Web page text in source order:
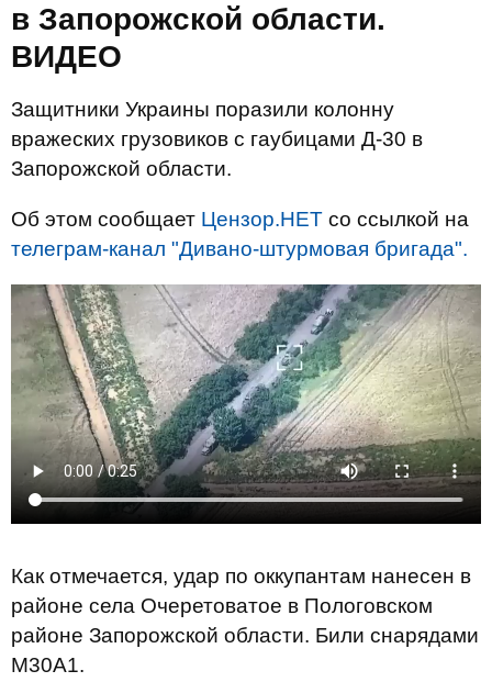
в Запорожской области.
ВИДЕО
Защитники Украины поразили колонну
вражеских грузовиков с гаубицами Д-30 в
Запорожской области.
Об этом сообщает Цензор.НЕТ со ссылкой на
телеграм-канал "Дивано-штурмовая бригада".
Как отмечается, удар по оккупантам нанесен в
районе села Очеретоватое в Пологовском
районе Запорожской области. Били снарядами
M30A1.